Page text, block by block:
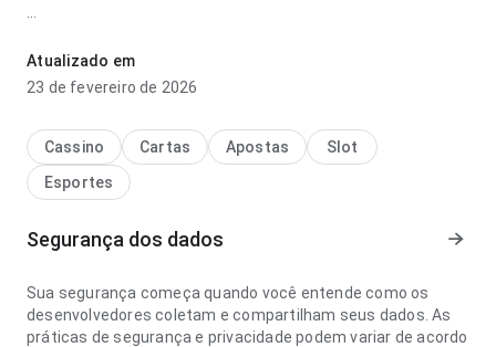
no ponto de velocidade de carregamento para um visitante
novo; as ações importantes continuam visíveis. Isso passa
Atualizado em
23 de fevereiro de 2026
Cassino Cartas Apostas
Slot
Esportes
Segurança dos dados
Sua segurança começa quando você entende como os
desenvolvedores coletam e compartilham seus dados. As
práticas de segurança e privacidade podem variar de acordo